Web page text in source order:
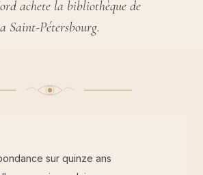
achete la bibliothèque de
Saint-Pétersbourg.
sur quinze ans